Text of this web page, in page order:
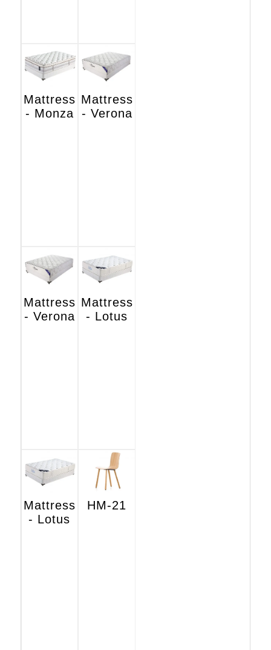
Mattress
- Monza
Mattress
- Verona
Mattress
- Verona
Mattress
- Lotus
Mattress
- Lotus
HM-21